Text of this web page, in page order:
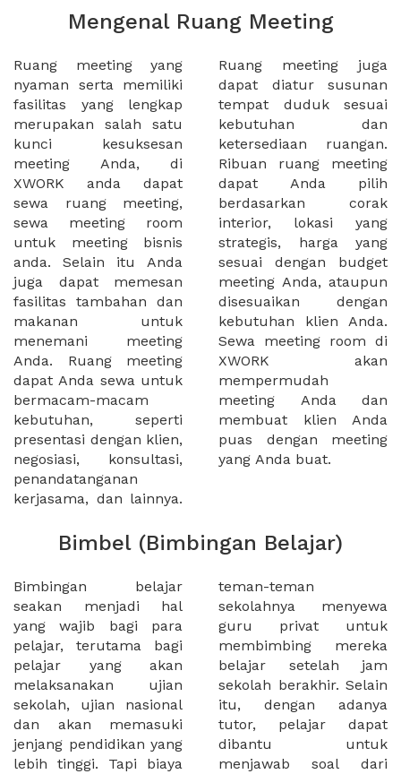
Mengenal Ruang Meeting
Ruang meeting yang
nyaman serta memiliki
fasilitas yang lengkap
merupakan salah satu
kunci kesuksesan
meeting Anda, di
XWORK anda dapat
sewa ruang meeting,
sewa meeting room
untuk meeting bisnis
anda. Selain itu Anda
juga dapat memesan
fasilitas tambahan dan
makanan untuk
menemani meeting
Anda. Ruang meeting
dapat Anda sewa untuk
bermacam-macam
kebutuhan, seperti
presentasi dengan klien,
negosiasi, konsultasi,
penandatanganan
kerjasama, dan lainnya.
Ruang meeting juga
dapat diatur susunan
tempat duduk sesuai
kebutuhan dan
ketersediaan ruangan.
Ribuan ruang meeting
dapat Anda pilih
berdasarkan corak
interior, lokasi yang
strategis, harga yang
sesuai dengan budget
meeting Anda, ataupun
disesuaikan dengan
kebutuhan klien Anda.
Sewa meeting room di
XWORK akan
mempermudah
meeting Anda dan
membuat klien Anda
puas dengan meeting
yang Anda buat.
Bimbel (Bimbingan Belajar)
Bimbingan belajar
seakan menjadi hal
yang wajib bagi para
pelajar, terutama bagi
pelajar yang akan
melaksanakan ujian
sekolah, ujian nasional
dan akan memasuki
jenjang pendidikan yang
lebih tinggi. Tapi biaya
teman-teman
sekolahnya menyewa
guru privat untuk
membimbing mereka
belajar setelah jam
sekolah berakhir. Selain
itu, dengan adanya
tutor, pelajar dapat
dibantu untuk
menjawab soal dari